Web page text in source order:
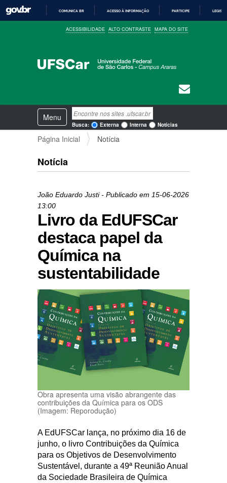
R
A
O
D
O
COMUNICA BR ACESSO À INFORMAÇÃO PARTICIPE
ACESSIBILIDADE ALTO CONTRASTE MAPA DO SITE
Busca
Busca Avançada…
Busca: Externa Interna Notícias
v
Toggle navigation
Página Inicial Notícia
Notícia
João Eduardo Justi - Publicado em 15-06-2026
13:00
Livro da EdUFSCar
destaca papel da
Química na
sustentabilidade
Obra apresenta uma visão abrangente das
contribuições da Química para os ODS
(Imagem: Reporodução)
A EdUFSCar lança, no próximo dia 16 de
junho, o livro Contribuições da Química
para os Objetivos de Desenvolvimento
Sustentável, durante a 49ª Reunião Anual
da Sociedade Brasileira de Química